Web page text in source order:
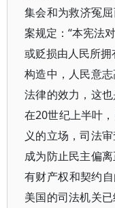
集会和为救济冤
案规定：“本宪法
或贬损由人民所
构造中，人民意
法律的效力，这也
在20世纪上半叶
义的立场，司法
成为防止民主偏
有财产权和契约
美国的司法机关